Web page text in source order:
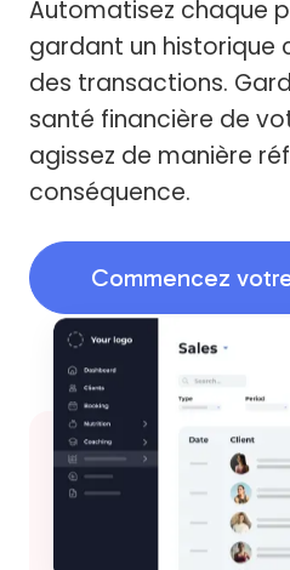
Automatisez chaque
gardant un historique
des transactions.
santé financière de
agissez de manière
conséquence.
Commencez